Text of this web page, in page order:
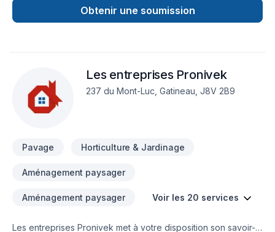
Obtenir une soumission
Les entreprises Pronivek
237 du Mont-Luc, Gatineau, J8V 2B9
Pavage Horticulture & Jardinage
Aménagement paysager
Aménagement paysager Voir les 20 services
Les entreprises Pronivek met à votre disposition son savoir-